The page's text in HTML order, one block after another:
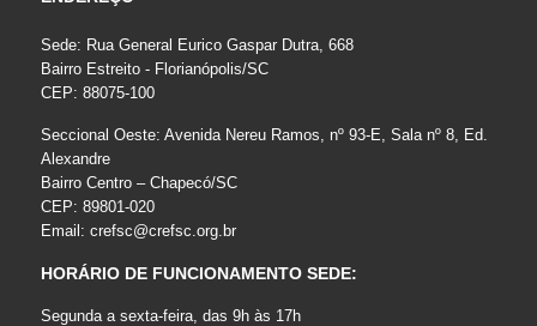
Sede: Rua General Eurico Gaspar Dutra, 668
Bairro Estreito - Florianópolis/SC
CEP: 88075-100
Seccional Oeste: Avenida Nereu Ramos, nº 93-E, Sala nº 8, Ed.
Alexandre
Bairro Centro – Chapecó/SC
CEP: 89801-020
Email: crefsc@crefsc.org.br
HORÁRIO DE FUNCIONAMENTO SEDE:
Segunda a sexta-feira, das 9h às 17h